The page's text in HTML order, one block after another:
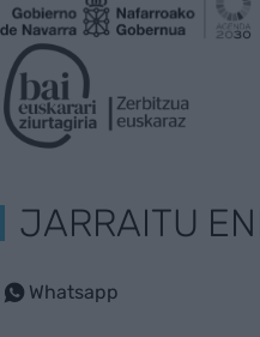
JARRAITU
Whatsapp